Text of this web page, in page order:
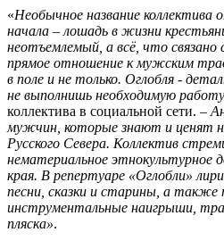
«Необычное название
начала – лошадь в жизни
неотъемлемый, а всё, что
прямое отношение к мужским
в поле и не только. Оглобля -
не выполнишь необходимую работу
коллектива в социальной сети. –
мужчин, которые знают и ценят
Русского Севера. Коллектив
нематериальное этнокультурное
края. В репертуаре «Оглобли»
песни, сказки и старины, а также
инструментальные наигрыши,
пляска».